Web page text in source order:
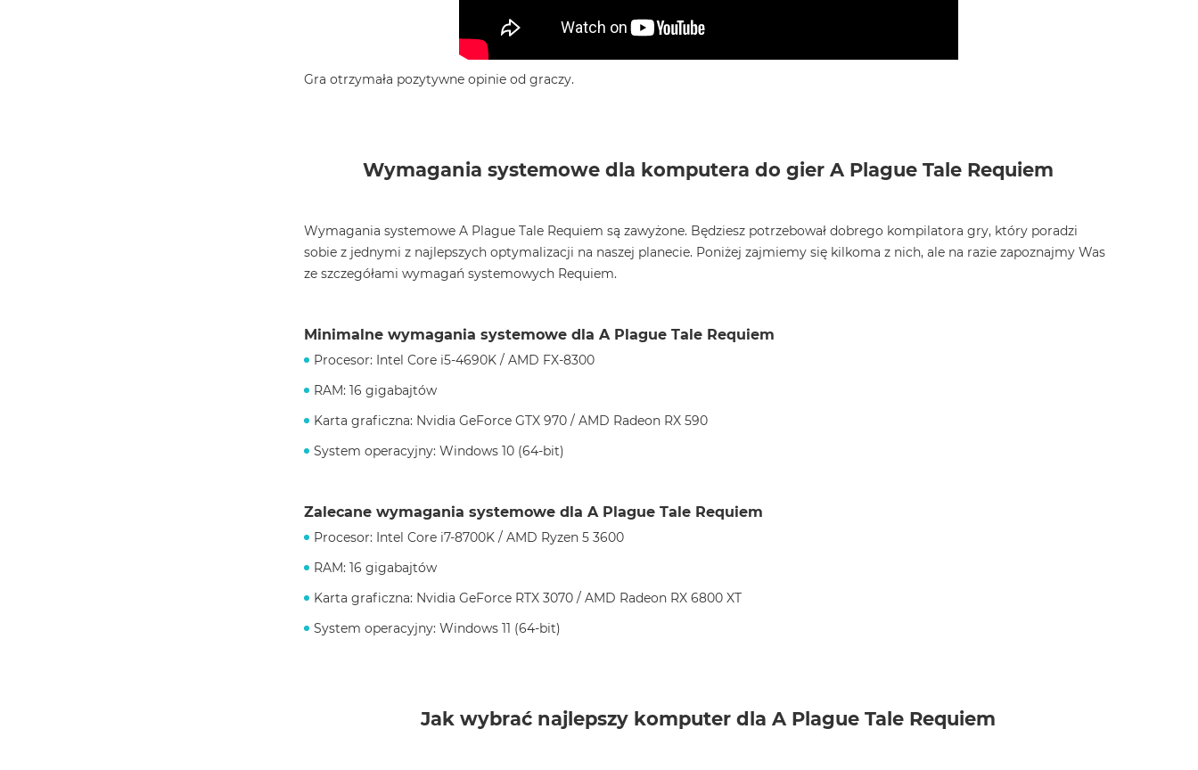
Gra otrzymała pozytywne opinie od graczy.
Wymagania systemowe dla komputera do gier A Plague Tale Requiem
Wymagania systemowe A Plague Tale Requiem są zawyżone. Będziesz potrzebował dobrego kompilatora gry, który poradzi
sobie z jednymi z najlepszych optymalizacji na naszej planecie. Poniżej zajmiemy się kilkoma z nich, ale na razie zapoznajmy Was
ze szczegółami wymagań systemowych Requiem.
Minimalne wymagania systemowe dla A Plague Tale Requiem
Procesor: Intel Core i5-4690K / AMD FX-8300
RAM: 16 gigabajtów
Karta graficzna: Nvidia GeForce GTX 970 / AMD Radeon RX 590
System operacyjny: Windows 10 (64-bit)
Zalecane wymagania systemowe dla A Plague Tale Requiem
Procesor: Intel Core i7-8700K / AMD Ryzen 5 3600
RAM: 16 gigabajtów
Karta graficzna: Nvidia GeForce RTX 3070 / AMD Radeon RX 6800 XT
System operacyjny: Windows 11 (64-bit)
Jak wybrać najlepszy komputer dla A Plague Tale Requiem